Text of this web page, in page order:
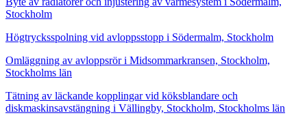
Stockholm
Högtrycksspolning vid avloppsstopp i Södermalm, Stockholm
Omläggning av avloppsrör i Midsommarkransen, Stockholm,
Stockholms län
Tätning av läckande kopplingar vid köksblandare och
diskmaskinsavstängning i Vällingby, Stockholm, Stockholms län